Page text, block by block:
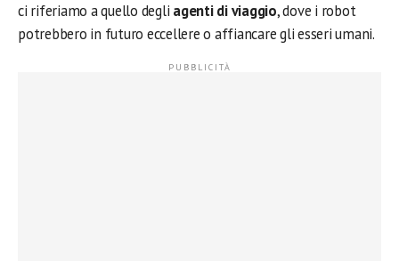
ci riferiamo a quello degli agenti di viaggio, dove i robot
potrebbero in futuro eccellere o affiancare gli esseri umani.